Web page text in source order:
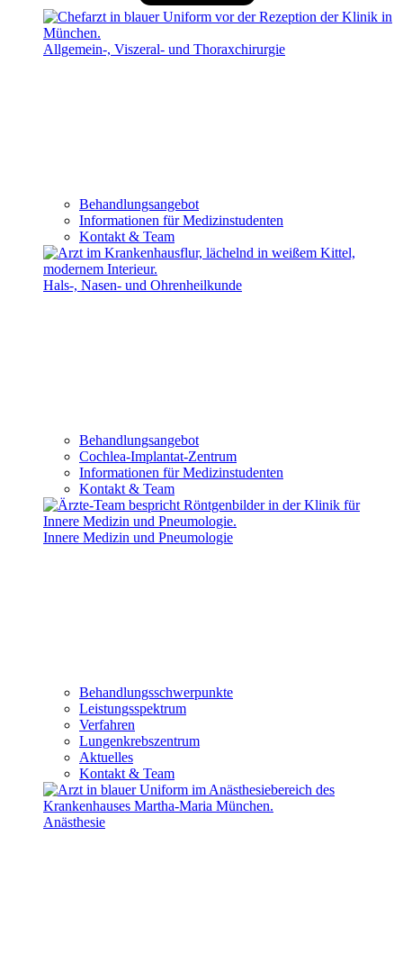
Allgemein-, Viszeral- und Thoraxchirurgie
Behandlungsangebot
Informationen für Medizinstudenten
Kontakt & Team
Hals-, Nasen- und Ohrenheilkunde
Behandlungsangebot
Cochlea-Implantat-Zentrum
Informationen für Medizinstudenten
Kontakt & Team
Innere Medizin und Pneumologie
Behandlungsschwerpunkte
Leistungsspektrum
Verfahren
Lungenkrebszentrum
Aktuelles
Kontakt & Team
Anästhesie